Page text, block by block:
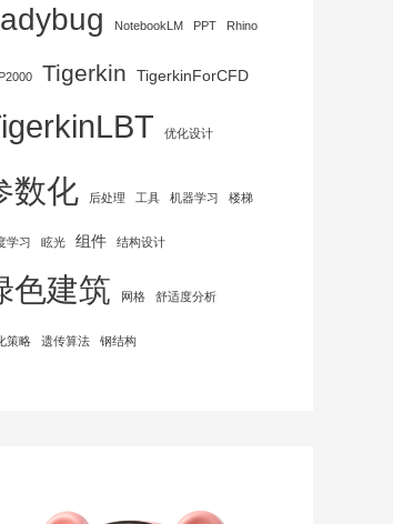
NotebookLM PPT Rhino
Tigerkin TigerkinForCFD
优化设计
数化 后处理 工具 机器学习 楼梯
学习 眩光 组件 结构设计
色建筑 网格 舒适度分析
策略 遗传算法 钢结构